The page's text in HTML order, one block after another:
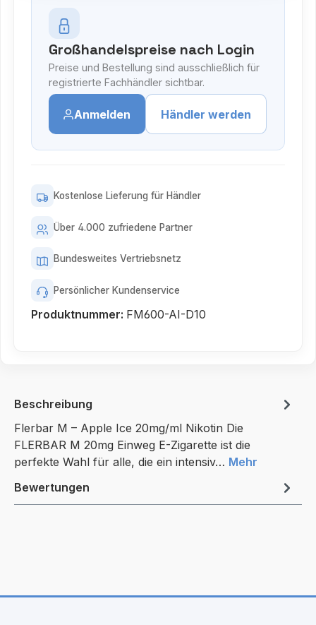
Großhandelspreise nach Login
Preise und Bestellung sind ausschließlich für
registrierte Fachhändler sichtbar.
Anmelden Händler werden
Kostenlose Lieferung für Händler
Über 4.000 zufriedene Partner
Bundesweites Vertriebsnetz
Persönlicher Kundenservice
Produktnummer: FM600-AI-D10
Beschreibung
Flerbar M – Apple Ice 20mg/ml Nikotin Die
FLERBAR M 20mg Einweg E-Zigarette ist die
perfekte Wahl für alle, die ein intensiv… Mehr
Bewertungen